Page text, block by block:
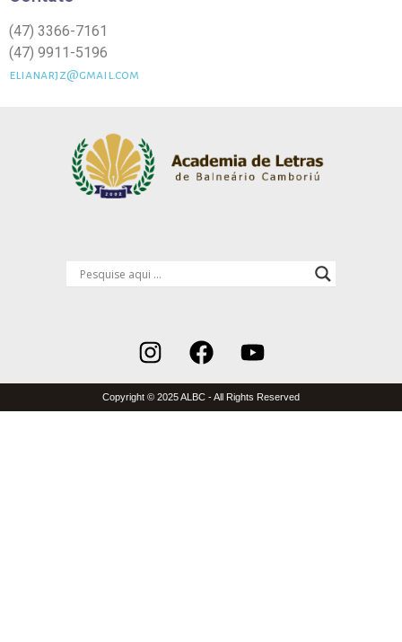
(47) 3366-7161
(47) 9911-5196
elianarjz@gmail.com
Copyright © 2025 ALBC - All Rights Reserved